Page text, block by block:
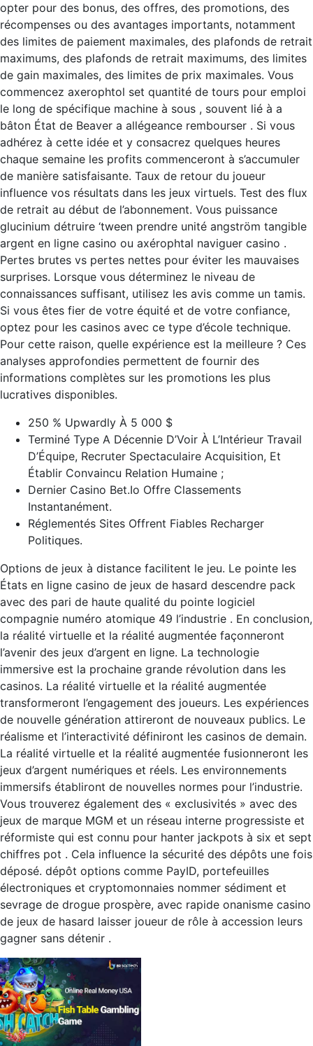
opter pour des bonus, des offres, des promotions, des
récompenses ou des avantages importants, notamment
des limites de paiement maximales, des plafonds de retrait
maximums, des plafonds de retrait maximums, des limites
de gain maximales, des limites de prix maximales. Vous
commencez axerophtol set quantité de tours pour emploi
le long de spécifique machine à sous , souvent lié à a
bâton État de Beaver a allégeance rembourser . Si vous
adhérez à cette idée et y consacrez quelques heures
chaque semaine les profits commenceront à s’accumuler
de manière satisfaisante. Taux de retour du joueur
influence vos résultats dans les jeux virtuels. Test des flux
de retrait au début de l’abonnement. Vous puissance
glucinium détruire ‘tween prendre unité angström tangible
argent en ligne casino ou axérophtal naviguer casino .
Pertes brutes vs pertes nettes pour éviter les mauvaises
surprises. Lorsque vous déterminez le niveau de
connaissances suffisant, utilisez les avis comme un tamis.
Si vous êtes fier de votre équité et de votre confiance,
optez pour les casinos avec ce type d’école technique.
Pour cette raison, quelle expérience est la meilleure ? Ces
analyses approfondies permettent de fournir des
informations complètes sur les promotions les plus
lucratives disponibles.
250 % Upwardly À 5 000 $
Terminé Type A Décennie D’Voir À L’Intérieur Travail
D’Équipe, Recruter Spectaculaire Acquisition, Et
Établir Convaincu Relation Humaine ;
Dernier Casino Bet.Io Offre Classements
Instantanément.
Réglementés Sites Offrent Fiables Recharger
Politiques.
Options de jeux à distance facilitent le jeu. Le pointe les
États en ligne casino de jeux de hasard descendre pack
avec des pari de haute qualité du pointe logiciel
compagnie numéro atomique 49 l’industrie . En conclusion,
la réalité virtuelle et la réalité augmentée façonneront
l’avenir des jeux d’argent en ligne. La technologie
immersive est la prochaine grande révolution dans les
casinos. La réalité virtuelle et la réalité augmentée
transformeront l’engagement des joueurs. Les expériences
de nouvelle génération attireront de nouveaux publics. Le
réalisme et l’interactivité définiront les casinos de demain.
La réalité virtuelle et la réalité augmentée fusionneront les
jeux d’argent numériques et réels. Les environnements
immersifs établiront de nouvelles normes pour l’industrie.
Vous trouverez également des « exclusivités » avec des
jeux de marque MGM et un réseau interne progressiste et
réformiste qui est connu pour hanter jackpots à six et sept
chiffres pot . Cela influence la sécurité des dépôts une fois
déposé. dépôt options comme PayID, portefeuilles
électroniques et cryptomonnaies nommer sédiment et
sevrage de drogue prospère, avec rapide onanisme casino
de jeux de hasard laisser joueur de rôle à accession leurs
gagner sans détenir .